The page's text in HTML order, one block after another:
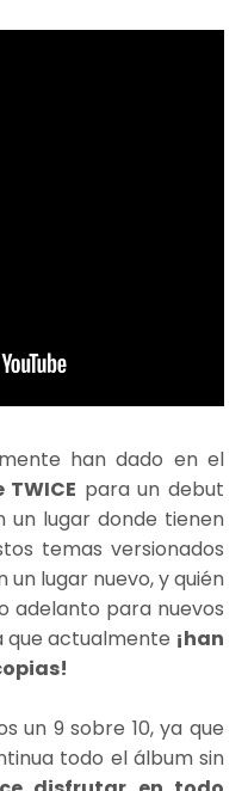
han dado en el
para un debut
lugar donde tienen
temas versionados
un lugar nuevo, y quién
adelanto para nuevos
que actualmente ¡han
un 9 sobre 10, ya que
todo el álbum sin